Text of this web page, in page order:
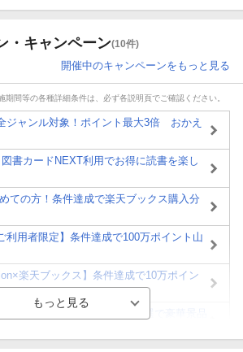
・キャンペーン(10件)
開催中のキャンペーンをもっと見る
間等の各種詳細条件は、必ず各説明頁でご確認ください。
ジャンル対象！ポイント最大3倍 おかえ
図書カードNEXT利用でお得に読書を楽し
めての方！条件達成で楽天ブックス購入分
利用者限定】条件達成で100万ポイント山
楽天ブックス】条件達成で10万ポイン